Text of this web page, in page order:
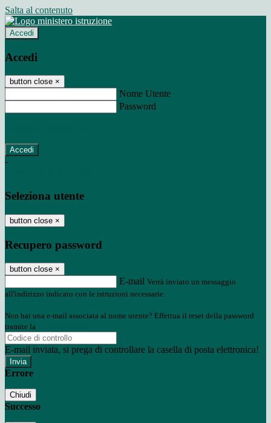
Salta al contenuto
Accedi
Accedi
button close ×
Nome Utente
Password
-
Seleziona utente
button close ×
Recupero password
button close ×
E-mail Verrà inviato un messaggio
all'indirizzo indicato con le istruzioni necessarie.
Non hai una e-mail associata al nome utente? Effettua il reset della password
tramite la
E-mail inviata, si prega di controllare la casella di posta elettronica!
Errore
Chiudi
Successo